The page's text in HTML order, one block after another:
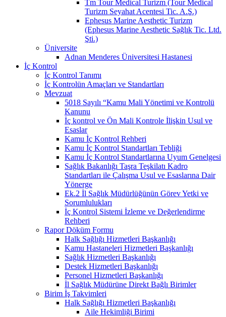
Tm Tour Medical Turizm (Tour Medical
Turizm Seyahat Acentesi Tic. A.Ş.)
Ephesus Marine Aesthetic Turizm
(Ephesus Marine Aesthetic Sağlık Tic. Ltd.
Şti.)
Üniversite
Adnan Menderes Üniversitesi Hastanesi
İç Kontrol
İç Kontrol Tanımı
İç Kontrolün Amaçları ve Standartları
Mevzuat
5018 Sayılı “Kamu Mali Yönetimi ve Kontrolü
Kanunu
İç kontrol ve Ön Mali Kontrole İlişkin Usul ve
Esaslar
Kamu İç Kontrol Rehberi
Kamu İç Kontrol Standartları Tebliği
Kamu İç Kontrol Standartlarına Uyum Genelgesi
Sağlık Bakanlığı Taşra Teşkilatı Kadro
Standartları ile Çalışma Usul ve Esaslarına Dair
Yönerge
Ek.2 İl Sağlık Müdürlüğünün Görev Yetki ve
Sorumlulukları
İç Kontrol Sistemi İzleme ve Değerlendirme
Rehberi
Rapor Döküm Formu
Halk Sağlığı Hizmetleri Başkanlığı
Kamu Hastaneleri Hizmetleri Başkanlığı
Sağlık Hizmetleri Başkanlığı
Destek Hizmetleri Başkanlığı
Personel Hizmetleri Başkanlığı
İl Sağlık Müdürüne Direkt Bağlı Birimler
Birim İş Takvimleri
Halk Sağlığı Hizmetleri Başkanlığı
Aile Hekimliği Birimi